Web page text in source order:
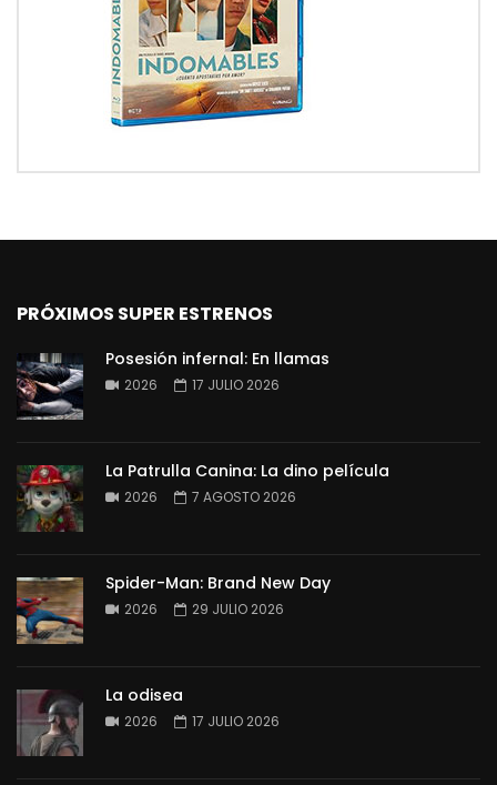
PRÓXIMOS SUPER ESTRENOS
Posesión infernal: En llamas
2026 17 JULIO 2026
La Patrulla Canina: La dino película
2026 7 AGOSTO 2026
Spider-Man: Brand New Day
2026 29 JULIO 2026
La odisea
2026 17 JULIO 2026